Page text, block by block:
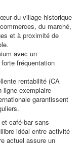
du village historique
du marché,
et à proximité de
avec un
fréquentation
rentabilité (CA
ligne exemplaire
garantissent
café-bar sans
idéal entre activité
actuel assure un